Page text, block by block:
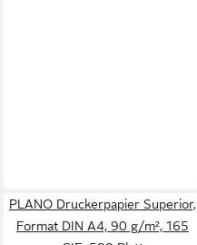
PLANO Druckerpapier Superior,
Format DIN A4, 90 g/m², 165